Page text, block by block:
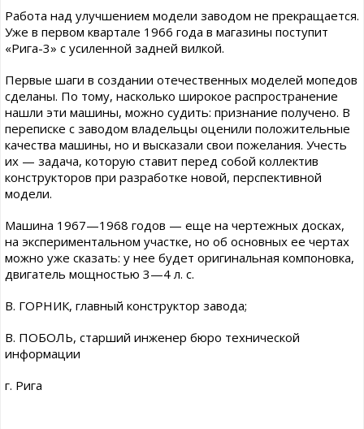
Работа над улучшением модели заводом не прекращается.
Уже в первом квартале 1966 года в магазины поступит
«Рига-3» с усиленной задней вилкой.
Первые шаги в создании отечественных моделей мопедов
сделаны. По тому, насколько широкое распространение
нашли эти машины, можно судить: признание получено. В
переписке с заводом владельцы оценили положительные
качества машины, но и высказали свои пожелания. Учесть
их — задача, которую ставит перед собой коллектив
конструкторов при разработке новой, перспективной
модели.
Машина 1967—1968 годов — еще на чертежных досках,
на экспериментальном участке, но об основных ее чертах
можно уже сказать: у нее будет оригинальная компоновка,
двигатель мощностью 3—4 л. с.
В. ГОРНИК, главный конструктор завода;
В. ПОБОЛЬ, старший инженер бюро технической
информации
г. Рига